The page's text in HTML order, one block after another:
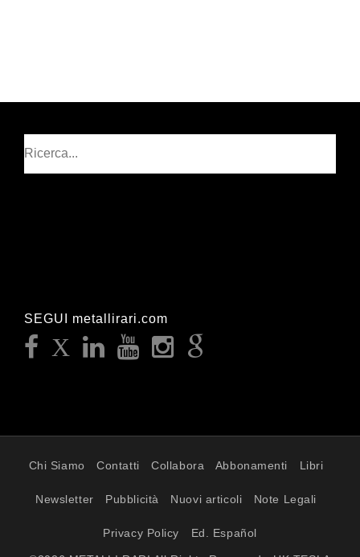
SEGUI metallirari.com
Chi Siamo Contatti Collabora Abbonamenti Libri
Newsletter Pubblicità Nuovi articoli Note Legali
Privacy Policy Ed. Español